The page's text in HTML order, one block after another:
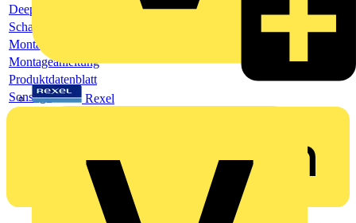
Rexel
Deeplink Produktseite
Schaltbild
Montageanleitung
Montageanleitung
Produktdatenblatt
Sonstige